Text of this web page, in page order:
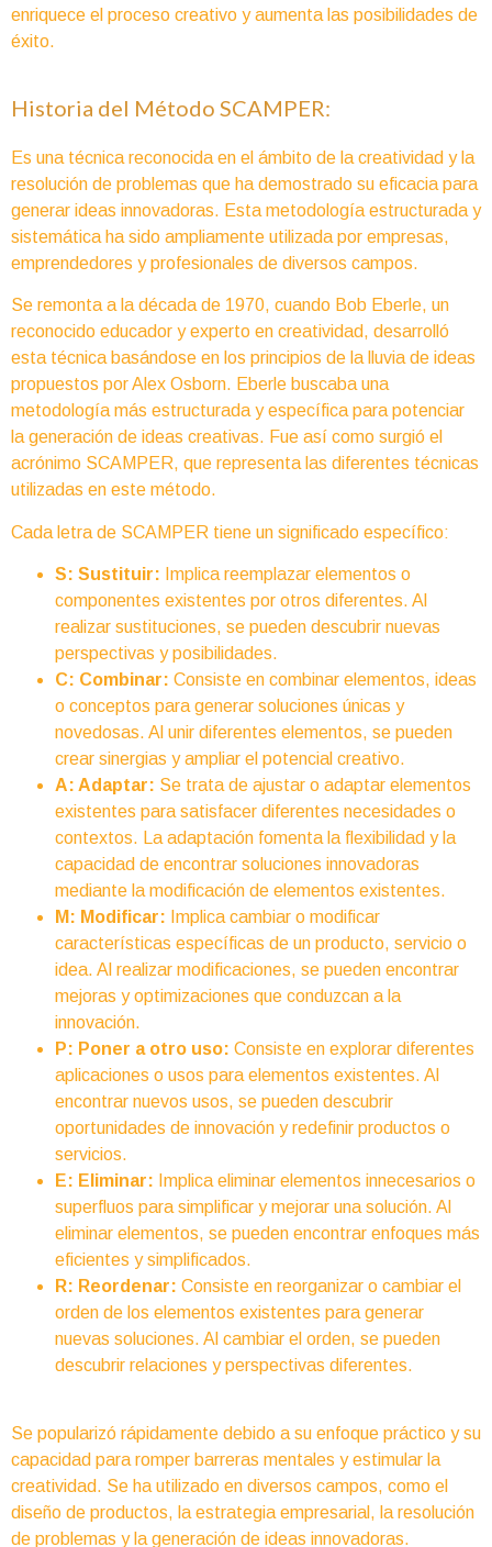
enriquece el proceso creativo y aumenta las posibilidades de
éxito.
Historia del Método SCAMPER:
Es una técnica reconocida en el ámbito de la creatividad y la
resolución de problemas que ha demostrado su eficacia para
generar ideas innovadoras. Esta metodología estructurada y
sistemática ha sido ampliamente utilizada por empresas,
emprendedores y profesionales de diversos campos.
Se remonta a la década de 1970, cuando Bob Eberle, un
reconocido educador y experto en creatividad, desarrolló
esta técnica basándose en los principios de la lluvia de ideas
propuestos por Alex Osborn. Eberle buscaba una
metodología más estructurada y específica para potenciar
la generación de ideas creativas. Fue así como surgió el
acrónimo SCAMPER, que representa las diferentes técnicas
utilizadas en este método.
Cada letra de SCAMPER tiene un significado específico:
S: Sustituir: Implica reemplazar elementos o
componentes existentes por otros diferentes. Al
realizar sustituciones, se pueden descubrir nuevas
perspectivas y posibilidades.
C: Combinar: Consiste en combinar elementos, ideas
o conceptos para generar soluciones únicas y
novedosas. Al unir diferentes elementos, se pueden
crear sinergias y ampliar el potencial creativo.
A: Adaptar: Se trata de ajustar o adaptar elementos
existentes para satisfacer diferentes necesidades o
contextos. La adaptación fomenta la flexibilidad y la
capacidad de encontrar soluciones innovadoras
mediante la modificación de elementos existentes.
M: Modificar: Implica cambiar o modificar
características específicas de un producto, servicio o
idea. Al realizar modificaciones, se pueden encontrar
mejoras y optimizaciones que conduzcan a la
innovación.
P: Poner a otro uso: Consiste en explorar diferentes
aplicaciones o usos para elementos existentes. Al
encontrar nuevos usos, se pueden descubrir
oportunidades de innovación y redefinir productos o
servicios.
E: Eliminar: Implica eliminar elementos innecesarios o
superfluos para simplificar y mejorar una solución. Al
eliminar elementos, se pueden encontrar enfoques más
eficientes y simplificados.
R: Reordenar: Consiste en reorganizar o cambiar el
orden de los elementos existentes para generar
nuevas soluciones. Al cambiar el orden, se pueden
descubrir relaciones y perspectivas diferentes.
Se popularizó rápidamente debido a su enfoque práctico y su
capacidad para romper barreras mentales y estimular la
creatividad. Se ha utilizado en diversos campos, como el
diseño de productos, la estrategia empresarial, la resolución
de problemas y la generación de ideas innovadoras.